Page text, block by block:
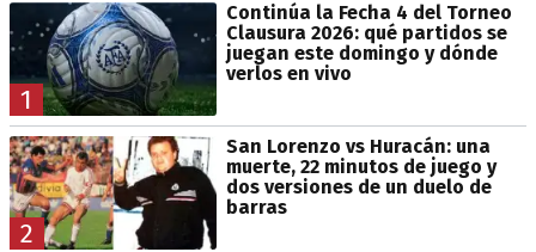
1
Continúa la Fecha 4 del Torneo
Clausura 2026: qué partidos se
juegan este domingo y dónde
verlos en vivo
2
San Lorenzo vs Huracán: una
muerte, 22 minutos de juego y
dos versiones de un duelo de
barras